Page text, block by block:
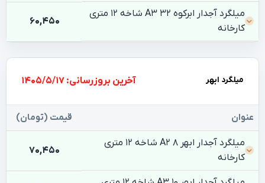
میلگرد آجدار ابرکوه 32 A3 شاخه 12 متری
کارخانه
60,450
میلگرد ابهر بروزرسانی: 1405/5/17
عنوان قیمت (تومان)
میلگرد آجدار ابهر 8 A2 شاخه 12 متری
کارخانه
70,450